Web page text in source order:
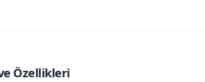
Özellikleri